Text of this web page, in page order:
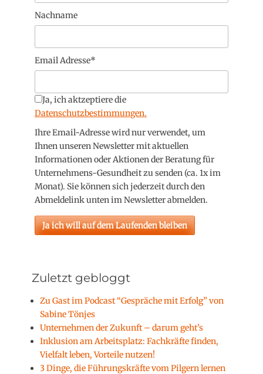
Nachname
Email Adresse*
Ja, ich aktzeptiere die
Datenschutzbestimmungen.
Ihre Email-Adresse wird nur verwendet, um
Ihnen unseren Newsletter mit aktuellen
Informationen oder Aktionen der Beratung für
Unternehmens-Gesundheit zu senden (ca. 1x im
Monat). Sie können sich jederzeit durch den
Abmeldelink unten im Newsletter abmelden.
Zuletzt gebloggt
Zu Gast im Podcast “Gespräche mit Erfolg” von
Sabine Tönjes
Unternehmen der Zukunft – darum geht’s
Inklusion am Arbeitsplatz: Fachkräfte finden,
Vielfalt leben, Vorteile nutzen!
3 Dinge, die Führungskräfte vom Pilgern lernen